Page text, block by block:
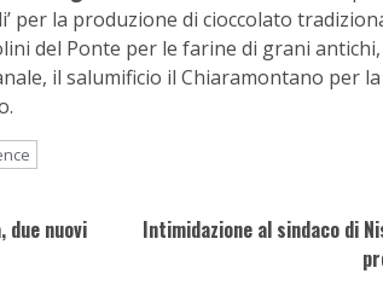
per la produzione di cioccolato
del Ponte per le farine di grani
il salumificio il Chiaramontano per
due nuovi
Intimidazione al sindaco di